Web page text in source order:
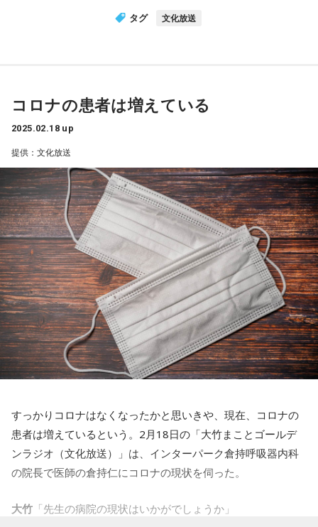
タグ 文化放送
コロナの患者は増えている
2025.02.18 up
提供：文化放送
すっかりコロナはなくなったかと思いきや、現在、コロナの
患者は増えているという。2月18日の「大竹まことゴールデ
ンラジオ（文化放送）」は、インターパーク倉持呼吸器内科
の院長で医師の倉持仁にコロナの現状を伺った。
大竹 「先生の病院の現状はいかがでしょうか」